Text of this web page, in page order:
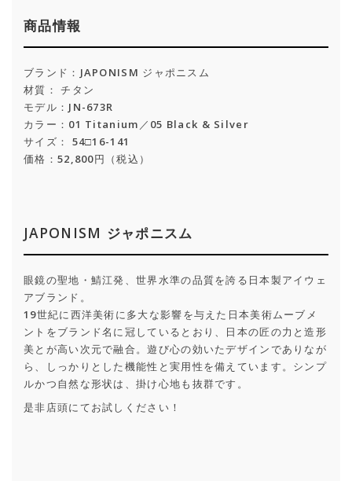
商品情報
ブランド：JAPONISM ジャポニスム
材質： チタン
モデル：JN-673R
カラー：01 Titanium／05 Black & Silver
サイズ： 54□16-141
価格：52,800円（税込）
JAPONISM ジャポニスム
眼鏡の聖地・鯖江発、世界水準の品質を誇る日本製アイウェ
アブランド。
19世紀に西洋美術に多大な影響を与えた日本美術ムーブメ
ントをブランド名に冠しているとおり、日本の匠の力と造形
美とが高い次元で融合。遊び心の効いたデザインでありなが
ら、しっかりとした機能性と実用性を備えています。シンプ
ルかつ自然な形状は、掛け心地も抜群です。
是非店頭にてお試しください！